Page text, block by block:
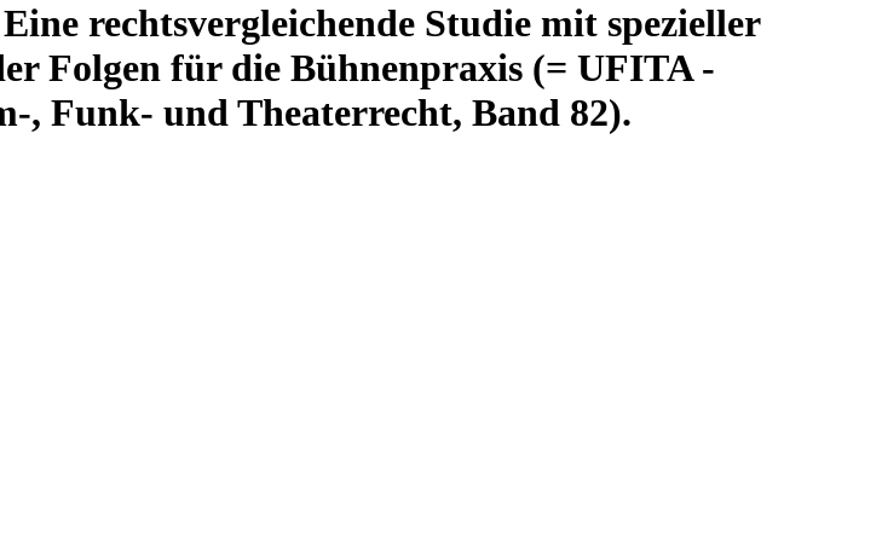
rechtsvergleichende Studie mit spezieller
Folgen für die Bühnenpraxis (= UFITA -
, Funk- und Theaterrecht, Band 82).